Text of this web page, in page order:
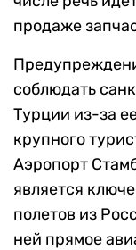
продаже
соблюдать
Турции из-за
крупного
Аэропорт
является
полетов из
ней прямое